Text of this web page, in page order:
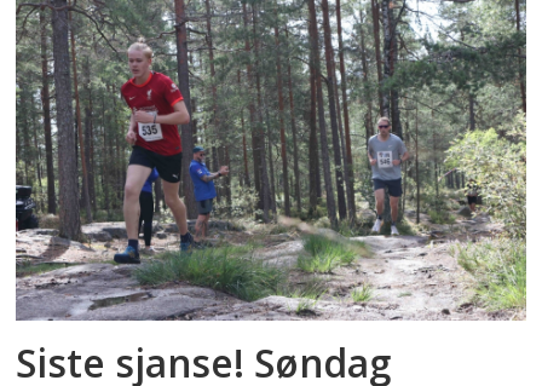
Siste sjanse! Søndag